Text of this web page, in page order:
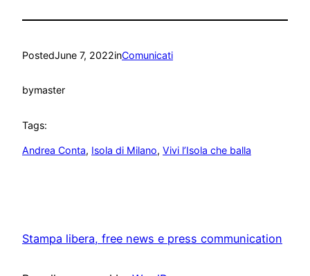
PostedJune 7, 2022inComunicati
bymaster
Tags:
Andrea Conta, Isola di Milano, Vivi l’Isola che balla
Stampa libera, free news e press communication